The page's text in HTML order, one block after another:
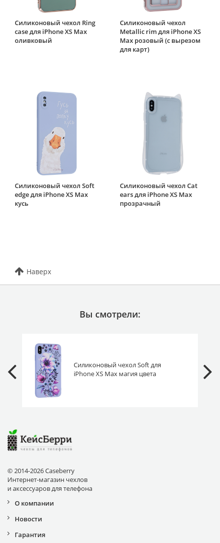
Силиконовый чехол Ring
case для iPhone XS Max
оливковый
Силиконовый чехол
Metallic rim для iPhone XS
Max розовый (с вырезом
для карт)
Силиконовый чехол Soft
edge для iPhone XS Max
кусь
Силиконовый чехол Cat
ears для iPhone XS Max
прозрачный
Наверх
Вы смотрели:
Силиконовый чехол Soft для
iPhone XS Max магия цвета
© 2014-2026 Caseberry
Интернет-магазин чехлов
и аксессуаров для телефона
О компании
Новости
Гарантия